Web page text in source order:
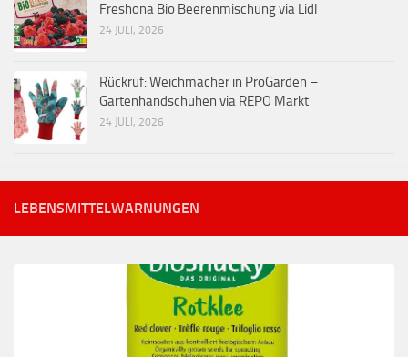
Freshona Bio Beerenmischung via Lidl
24 JULI, 2026
Rückruf: Weichmacher in ProGarden –
Gartenhandschuhen via REPO Markt
24 JULI, 2026
LEBENSMITTELWARNUNGEN